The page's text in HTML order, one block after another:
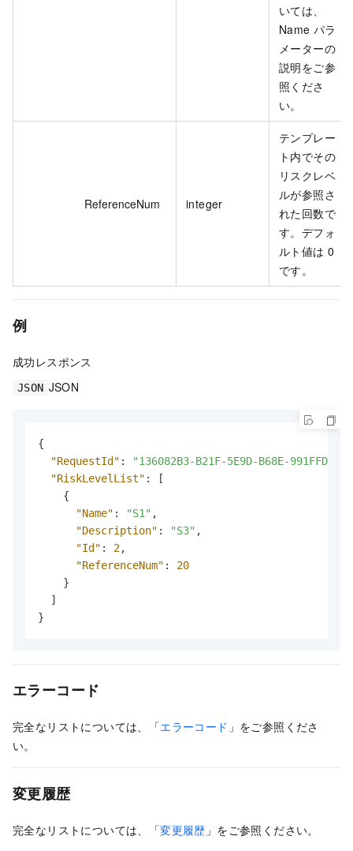
いては、
Name パラ
メーターの
説明をご参
照くださ
い。
ReferenceNum integer
テンプレー
ト内でその
リスクレベ
ルが参照さ
れた回数で
す。デフォ
ルト値は 0
です。
例
成功レスポンス
JSON JSON
{
"RequestId" :
"136082B3-B21F-5E9D-B68E-
"RiskLevelList" :
[
{
"Name" : "S1" ,
"Description" : "S3" ,
"Id" : 2,
"ReferenceNum" :
20
}
]
}
エラーコード
完全なリストについては、「エラーコード 」をご参照くださ
い。
変更履歴
完全なリストについては、「変更履歴 」をご参照ください。